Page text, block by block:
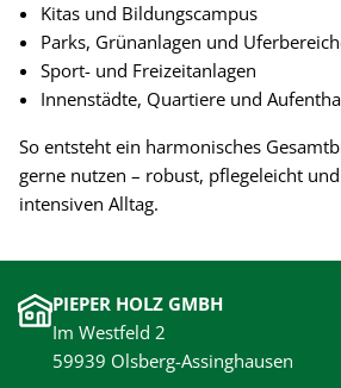
Kitas und Bildungscampus
Parks, Grünanlagen und
Sport- und Freizeitanlagen
Innenstädte, Quartiere und
So entsteht ein harmonisches
gerne nutzen – robust, pflegeleicht
intensiven Alltag.
PIEPER HOLZ GMBH
Im Westfeld 2
59939 Olsberg-Assinghausen